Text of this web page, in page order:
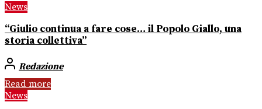
News
“Giulio continua a fare cose… il Popolo Giallo, una
storia collettiva”
Redazione
Read more
News